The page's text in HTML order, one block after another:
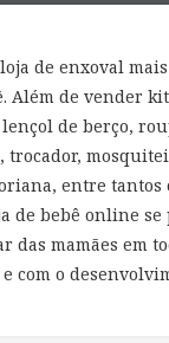
de enxoval
Além de vender
lençol de berço,
trocador,
entre tantos
de bebê online se
das mamães em
e com o